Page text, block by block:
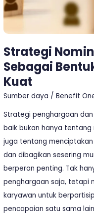
Strategi
Sebagai
Kuat
Sumber daya /Benefit
Strategi penghargaan
baik bukan hanya tentang
juga tentang
dan dibagikan sesering
berperan penting. Tak
penghargaan saja, tetapi
karyawan untuk
pencapaian satu sama